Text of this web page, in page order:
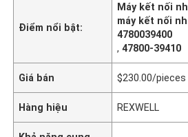
Điểm nổi bật:
Máy kết nối
máy kết nối
4780039400
,47800-39410
Giá bán $230.00/
Hàng hiệu REXWELL